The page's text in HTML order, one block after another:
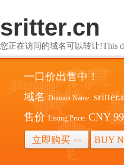
sritter.cn
您正在访问的域名可以转让!This
一口价出售中！
域名 Domain Name:
售价 Listing Price: CNY
立即购买 >> BUY